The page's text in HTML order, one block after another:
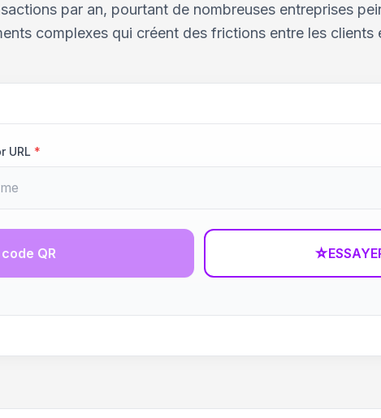
par an, pourtant de nombreuses entreprises
complexes qui créent des frictions entre les clients
URL *
QR ☆